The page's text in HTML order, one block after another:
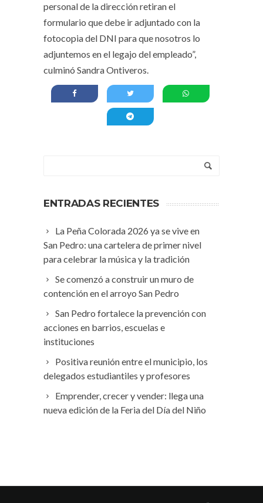
personal de la dirección retiran el
formulario que debe ir adjuntado con la
fotocopia del DNI para que nosotros lo
adjuntemos en el legajo del empleado”,
culminó Sandra Ontiveros.
ENTRADAS RECIENTES
La Peña Colorada 2026 ya se vive en
San Pedro: una cartelera de primer nivel
para celebrar la música y la tradición
Se comenzó a construir un muro de
contención en el arroyo San Pedro
San Pedro fortalece la prevención con
acciones en barrios, escuelas e
instituciones
Positiva reunión entre el municipio, los
delegados estudiantiles y profesores
Emprender, crecer y vender: llega una
nueva edición de la Feria del Día del Niño